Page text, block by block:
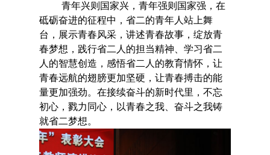
青年兴则国家兴，青年强则国家强，在
砥砺奋进的征程中 ， 省二的青年人站上舞
台，展示青春风采，讲述青春故事，绽放青
春梦想，践行省二人的担当精神、学习省二
人的智慧创造，感悟省二人的教育情怀， 让
青春远航的翅膀更加坚硬，让青春搏击的能
量更加强劲。 在接续奋斗的新时代里，不忘
初心， 戮力同心， 以青春之我、奋斗之我铸
就省二梦想。